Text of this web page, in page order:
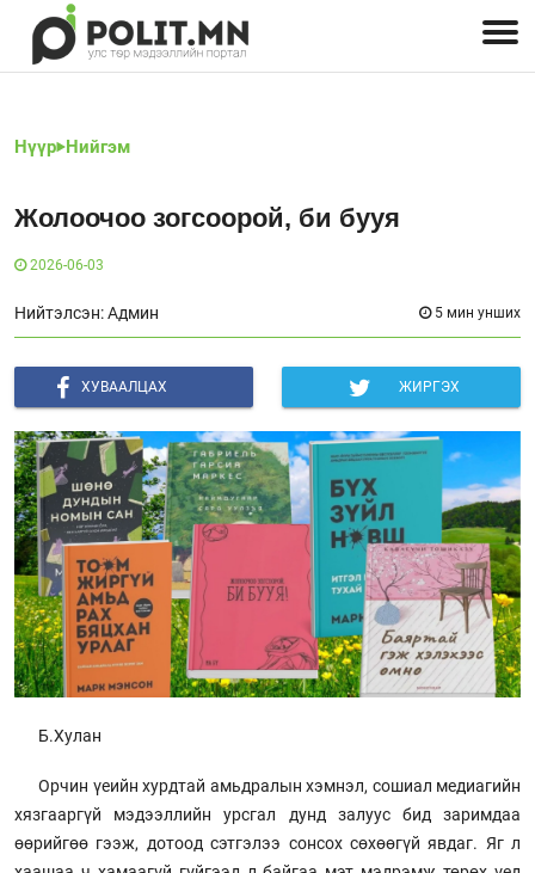
Нүүр Нийгэм
Жолоочоо зогсоорой, би бууя
2026-06-03
Нийтэлсэн: Админ 5 мин унших
ХУВААЛЦАХ ЖИРГЭХ
Б.Хулан
Орчин үеийн хурдтай амьдралын хэмнэл, сошиал медиагийн
хязгааргүй мэдээллийн урсгал дунд залуус бид заримдаа
өөрийгөө гээж, дотоод сэтгэлээ сонсох сөхөөгүй явдаг. Яг л